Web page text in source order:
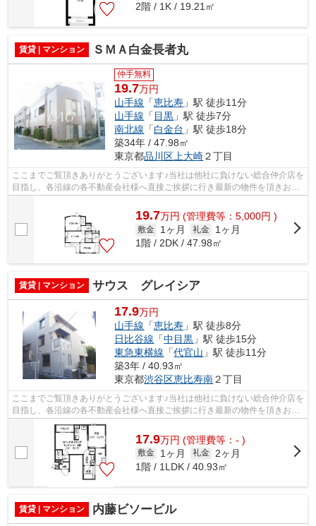
2階 / 1K / 19.21㎡
賃貸 | マンション ＳＭＡ白金長者丸
仲手無料
19.7万円
山手線 「恵比寿 」駅 徒歩11分
山手線 「 目黒 」駅 徒歩7分
南北線 「白金台 」駅 徒歩18分
築34年 / 47.98㎡
東京都品川区 上大崎２丁目
ここまでご覧頂きありがとうございます♪当社は他社に負けない総合仲介店を
目指し、各沿線の各不動産会社様へ直接ご挨拶に行き最新の物件を頂きお客
様へ提供しております！最新の情報は...
19.7万円 (管理費等：5,000円 )
敷金 1ヶ月 礼金
1ヶ月
1階 / 2DK / 47.98㎡
賃貸 | マンション サウス グレイシア
17.9万円
山手線 「恵比寿 」駅 徒歩8分
日比谷線 「中目黒 」駅 徒歩15分
東急東横線 「代官山 」駅 徒歩11分
築3年 / 40.93㎡
東京都渋谷区恵比寿南２丁目
ここまでご覧頂きありがとうございます♪当社は他社に負けない総合仲介店を
目指し、各沿線の各不動産会社様へ直接ご挨拶に行き最新の物件を頂きお客
様へ提供しております！最新の情報は...
17.9万円 (管理費等：- )
敷金 1ヶ月 礼金
2ヶ月
1階 / 1LDK / 40.93㎡
賃貸 | マンション 内藤ビソービル